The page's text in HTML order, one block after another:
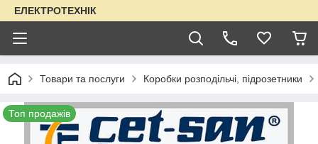
ЕЛЕКТРОТЕХНІК
Товари та послуги Коробки розподільчі, підрозетники
Топ продажів